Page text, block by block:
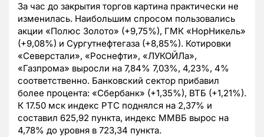
За час до закрытия торгов картина практически не
изменилась. Наибольшим спросом пользовались
акции «Полюс Золото» (+9,75%), ГМК «НорНикель»
(+9,08%) и Сургутнефтегаза (+8,85%). Котировки
«Северстали», «Роснефти», «ЛУКОЙЛа»,
«Газпрома» выросли на 7,84% 7,03%, 4,23%, 4%
соответственно. Банковский сектор прибавил
более процента: «Сбербанк» (+1,35%), ВТБ (+1,21%).
К 17.50 мск индекс РТС поднялся на 2,37% и
составил 625,92 пункта, индекс ММВБ вырос на
4,78% до уровня в 723,34 пункта.